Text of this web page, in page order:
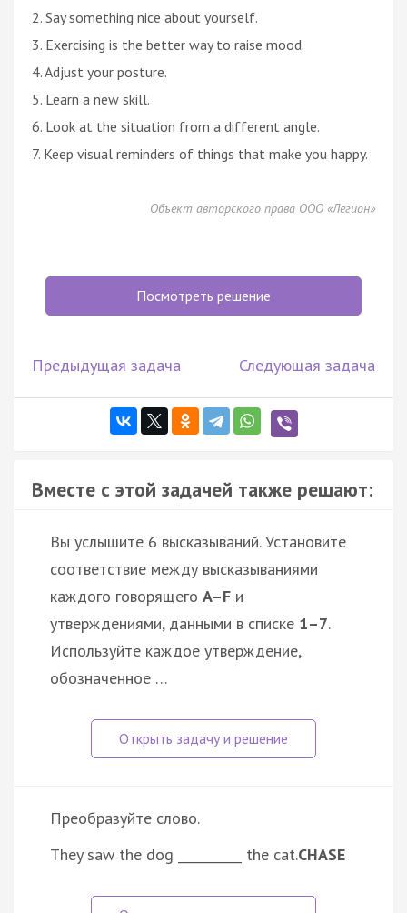
2. Say something nice about yourself.
3. Exercising is the better way to raise mood.
4. Adjust your posture.
5. Learn a new skill.
6. Look at the situation from a different angle.
7. Keep visual reminders of things that make you happy.
Объект авторского права ООО «Легион»
Посмотреть решение
Предыдущая задача Следующая задача
Вместе с этой задачей также решают:
Вы услышите 6 высказываний. Установите
соответствие между высказываниями
каждого говорящего A–F и
утверждениями, данными в списке 1–7.
Используйте каждое утверждение,
обозначенное …
Преобразуйте слово.
They saw the dog __________ the cat.CHASE